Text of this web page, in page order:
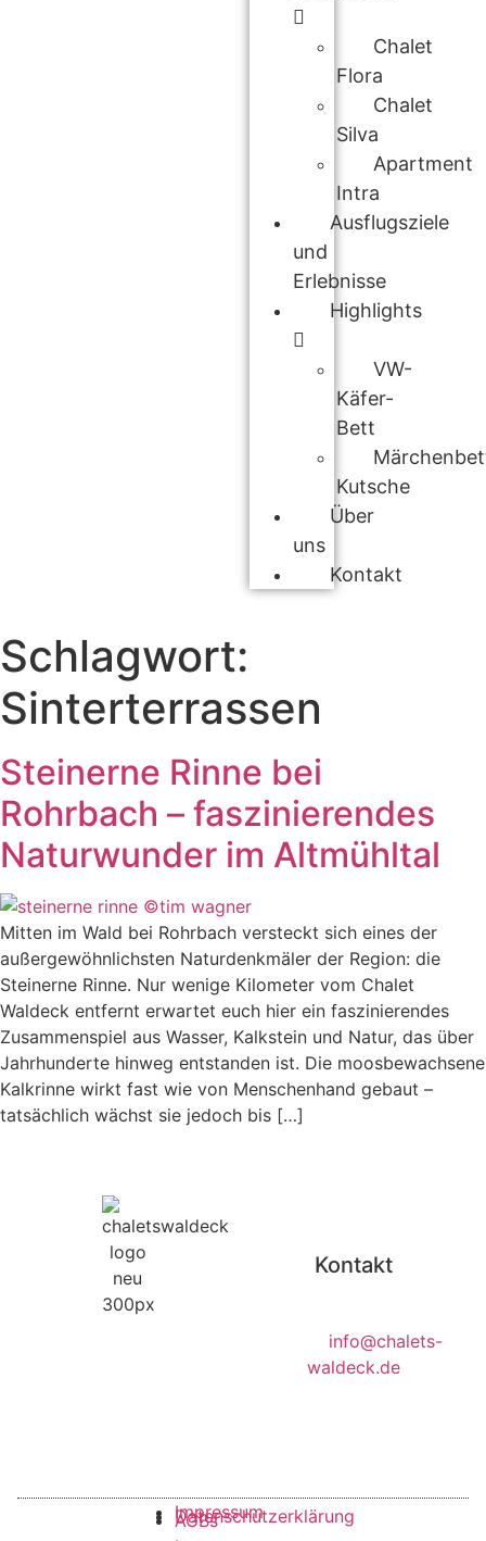
Chalet
Flora
Chalet
Silva
Apartment
Intra
Ausflugsziele
und
Erlebnisse
Highlights
VW-
Käfer-
Bett
Kutsche
Über
uns
Kontakt
Schlagwort:
Sinterterrassen
Steinerne Rinne bei
Rohrbach – faszinierendes
Naturwunder im Altmühltal
Mitten im Wald bei Rohrbach versteckt sich eines der
außergewöhnlichsten Naturdenkmäler der Region: die
Steinerne Rinne. Nur wenige Kilometer vom Chalet
Waldeck entfernt erwartet euch hier ein faszinierendes
Zusammenspiel aus Wasser, Kalkstein und Natur, das über
Jahrhunderte hinweg entstanden ist. Die moosbewachsene
Kalkrinne wirkt fast wie von Menschenhand gebaut –
tatsächlich wächst sie jedoch bis […]
Kontakt
info@chalets-
waldeck.de
Impressum
Datenschutzerklärung
AGBs